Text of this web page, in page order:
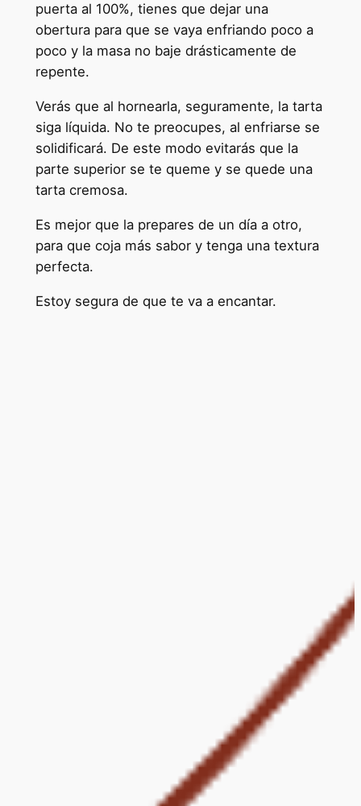
puerta al 100%, tienes que dejar una
obertura para que se vaya enfriando poco a
poco y la masa no baje drásticamente de
repente.
Verás que al hornearla, seguramente, la tarta
siga líquida. No te preocupes, al enfriarse se
solidificará. De este modo evitarás que la
parte superior se te queme y se quede una
tarta cremosa.
Es mejor que la prepares de un día a otro,
para que coja más sabor y tenga una textura
perfecta.
Estoy segura de que te va a encantar.